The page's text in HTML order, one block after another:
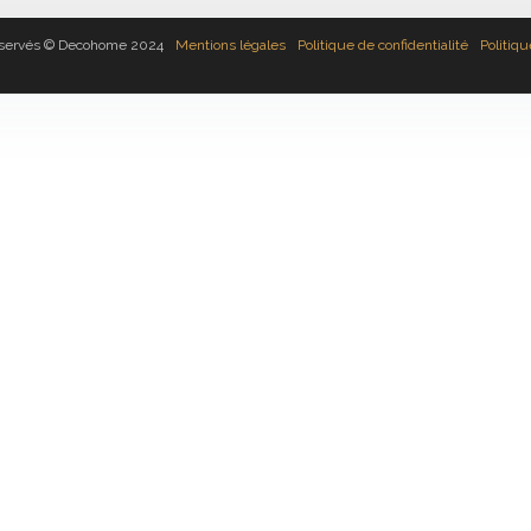
© Decohome 2024 Mentions légales Politique de confidentialité